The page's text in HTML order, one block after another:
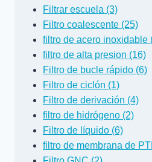
Filtrar escuela (3)
Filtro coalescente (25)
filtro de acero inoxidable
filtro de alta presion (16)
Filtro de bucle rápido (6)
Filtro de ciclón (1)
Filtro de derivación (4)
filtro de hidrógeno (2)
Filtro de líquido (6)
filtro de membrana de